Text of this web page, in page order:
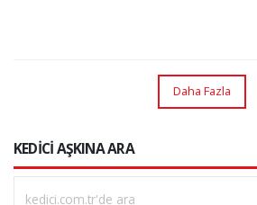
Daha Fazla
KEDİCİ AŞKINA ARA